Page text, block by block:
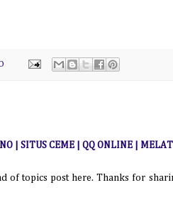
| SITUS CEME | QQ ONLINE |
of topics post here. Thanks for